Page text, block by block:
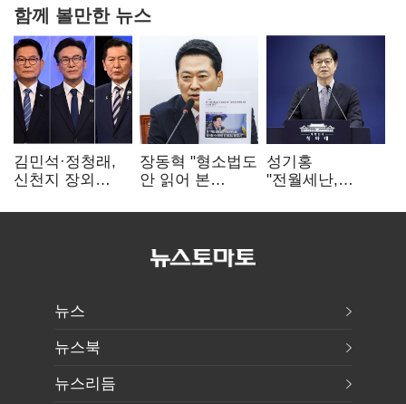
함께 볼만한 뉴스
김민석·정청래,
신천지 장외
"호남 계몽 규탄"
장동혁 "형소법도
안 읽어 본
속도로 무너질
성기홍
"전월세난,
공급 문제"…닥공
뉴스
뉴스북
뉴스리듬